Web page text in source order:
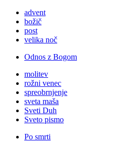
advent
božič
post
velika noč
Odnos z Bogom
molitev
rožni venec
spreobrnjenje
sveta maša
Sveti Duh
Sveto pismo
Po smrti